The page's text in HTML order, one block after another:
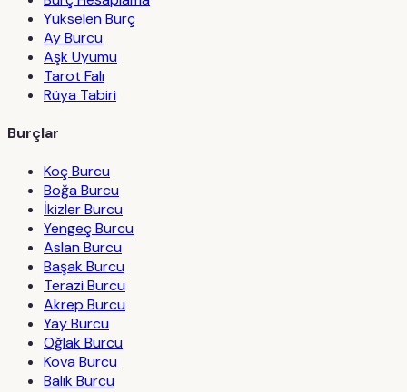
Yükselen Burç
Ay Burcu
Aşk Uyumu
Tarot Falı
Rüya Tabiri
Burçlar
Koç Burcu
Boğa Burcu
İkizler Burcu
Yengeç Burcu
Aslan Burcu
Başak Burcu
Terazi Burcu
Akrep Burcu
Yay Burcu
Oğlak Burcu
Kova Burcu
Balık Burcu